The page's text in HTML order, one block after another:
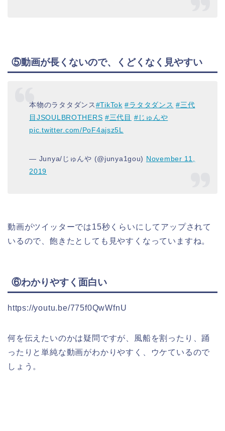
⑤動画が長くないので、くどくなく見やすい
本物のラタタダンス#TikTok #ラタタダンス #三代
目JSOULBROTHERS #三代目 #じゅんや
pic.twitter.com/PoF4ajsz5L
— Junya/じゅんや (@junya1gou) November 11,
2019
動画がツイッターでは15秒くらいにしてアップされて
いるので、飽きたとしても見やすくなっていますね。
⑥わかりやすく面白い
https://youtu.be/775f0QwWfnU
何を伝えたいのかは疑問ですが、風船を割ったり、踊
ったりと単純な動画がわかりやすく、ウケているので
しょう。